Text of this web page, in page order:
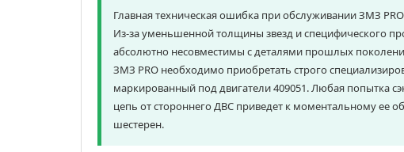
Главная техническая ошибка при обслуживании ЗМЗ
Из-за уменьшенной толщины звезд и специфического
абсолютно несовместимы с деталями прошлых
ЗМЗ PRO необходимо приобретать строго
маркированный под двигатели 409051. Любая попытка
цепь от стороннего ДВС приведет к моментальному ее
шестерен.